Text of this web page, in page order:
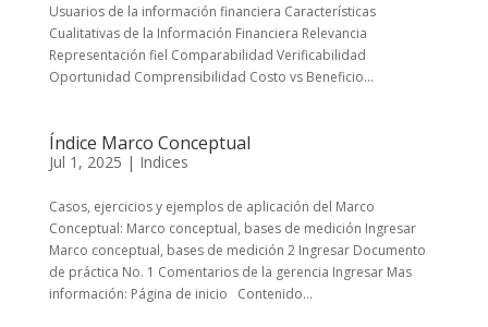
Usuarios de la información financiera Características
Cualitativas de la Información Financiera Relevancia
Representación fiel Comparabilidad Verificabilidad
Oportunidad Comprensibilidad Costo vs Beneficio...
Índice Marco Conceptual
Jul 1, 2025 | Indices
Casos, ejercicios y ejemplos de aplicación del Marco
Conceptual: Marco conceptual, bases de medición Ingresar
Marco conceptual, bases de medición 2 Ingresar Documento
de práctica No. 1 Comentarios de la gerencia Ingresar Mas
información: Página de inicio Contenido...